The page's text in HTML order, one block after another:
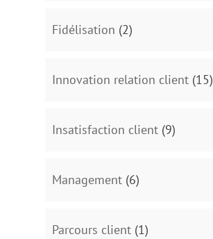
Fidélisation (2)
Innovation relation client(15)
Insatisfaction client(9)
Management(6)
Parcours client(1)